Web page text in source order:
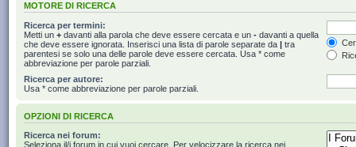
MOTORE DI RICERCA
Ricerca per termini:
Metti un + davanti alla parola che deve essere cercata e un - davanti a quella
che deve essere ignorata. Inserisci una lista di parole separate da | tra
parentesi se solo una delle parole deve essere cercata. Usa * come
abbreviazione per parole parziali.
Ricerca per autore:
Usa * come abbreviazione per parole parziali.
OPZIONI DI RICERCA
Ricerca nei forum:
Seleziona il/i forum in cui vuoi cercare. Per velocizzare la ricerca nei